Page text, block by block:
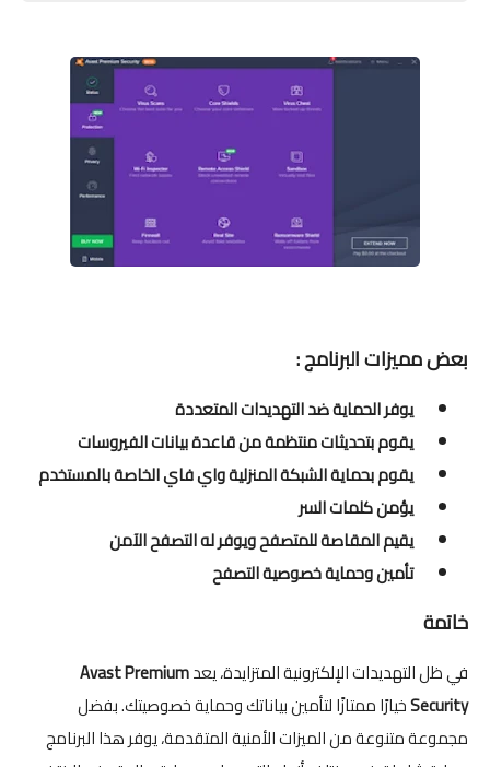
بعض مميزات البرنامج :
يوفر الحماية ضد التهديدات المتعددة
يقوم بتحديثات منتظمة من قاعدة بيانات الفيروسات
يقوم بحماية الشبكة المنزلية واي فاي الخاصة بالمستخدم
يؤمن كلمات السر
يقيم المقاصة للمتصفح ويوفر له التصفح الآمن
تأمين وحماية خصوصية التصفح
خاتمة
في ظل التهديدات الإلكترونية المتزايدة، يعدAvast Premium
Securityخيارًا ممتازًا لتأمين بياناتك وحماية خصوصيتك. بفضل
مجموعة متنوعة من الميزات الأمنية المتقدمة، يوفر هذا البرنامج